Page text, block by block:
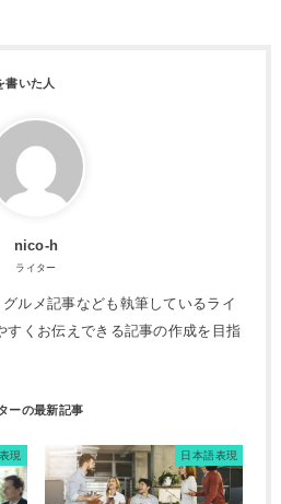
nico-h
ライター
ルメ記事なども執筆しているライ
すくお伝えできる記事の作成を目指
現 日本語表現